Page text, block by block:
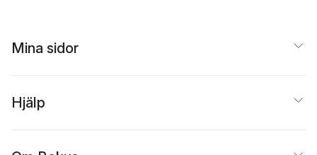
Mina sidor
Hjälp